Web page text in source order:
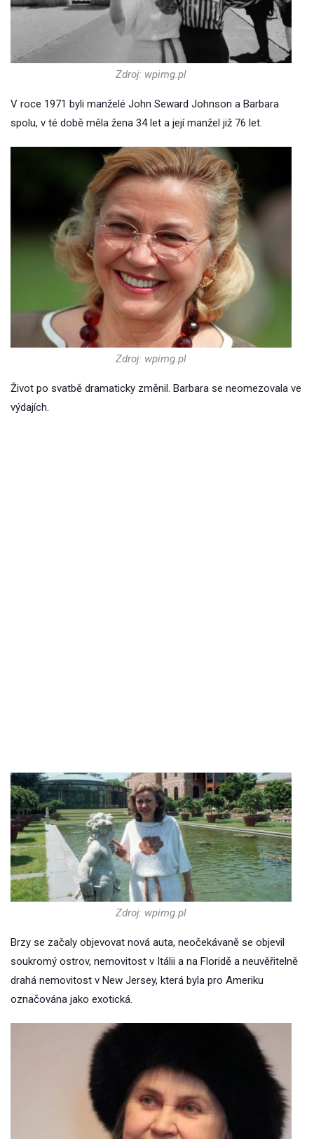
Zdroj: wpimg.pl
V roce 1971 byli manželé John Seward Johnson a Barbara
spolu, v té době měla žena 34 let a její manžel již 76 let.
Zdroj: wpimg.pl
Život po svatbě dramaticky změnil. Barbara se neomezovala ve
výdajích.
Zdroj: wpimg.pl
Brzy se začaly objevovat nová auta, neočekávaně se objevil
soukromý ostrov, nemovitost v Itálii a na Floridě a neuvěřitelně
drahá nemovitost v New Jersey, která byla pro Ameriku
označována jako exotická.